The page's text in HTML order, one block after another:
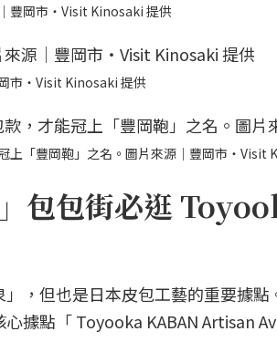
豐岡市・Visit Kinosaki 提供
市・Visit Kinosaki 提供
上「豐岡鞄」之名。圖片來源｜豐岡市・Visit
包包街必逛
，但也是日本皮包工藝的重要據
心據點「 Toyooka KABAN Artisan